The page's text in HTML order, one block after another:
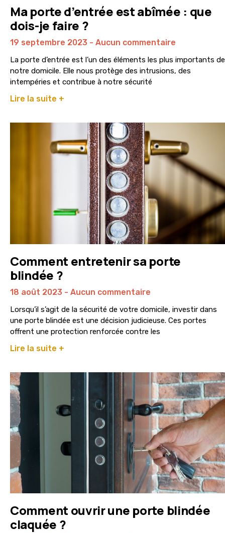
Ma porte d’entrée est abîmée : que
dois-je faire ?
19 septembre 2023 Aucun commentaire
La porte d’entrée est l’un des éléments les plus importants de
notre domicile. Elle nous protège des intrusions, des
intempéries et contribue à notre sécurité
Lire la suite +
Comment entretenir sa porte
blindée ?
18 août 2023 Aucun commentaire
Lorsqu’il s’agit de la sécurité de votre domicile, investir dans
une porte blindée est une décision judicieuse. Ces portes
offrent une protection renforcée contre les
Lire la suite +
Comment ouvrir une porte blindée
claquée ?